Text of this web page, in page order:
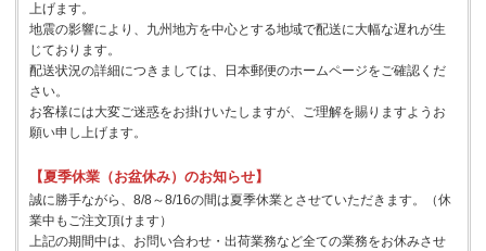
上げます。
地震の影響により、九州地方を中心とする地域で配送に大幅な遅れが生
じております。
配送状況の詳細につきましては、日本郵便のホームページをご確認くだ
さい。
お客様には大変ご迷惑をお掛けいたしますが、ご理解を賜りますようお
願い申し上げます。
【夏季休業（お盆休み）のお知らせ】
誠に勝手ながら、8/8～8/16の間は夏季休業とさせていただきます。（休
業中もご注文頂けます）
上記の期間中は、お問い合わせ・出荷業務など全ての業務をお休みさせ